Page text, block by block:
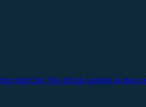
nhất Cần Thơ để trải nghiệm vẻ đẹp